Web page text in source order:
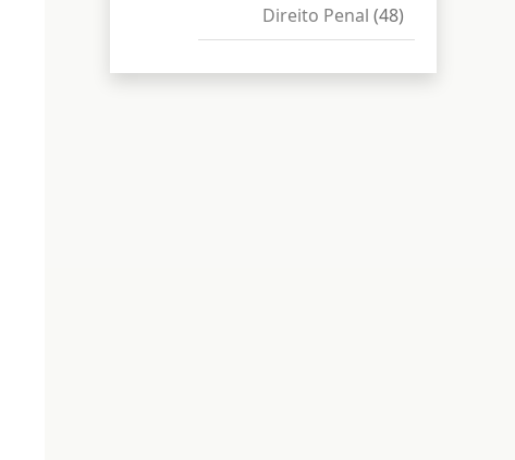
Direito Penal (48)